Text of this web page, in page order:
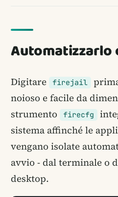
Automatizzarlo
Digitare firejail
noioso e facile da
strumento
firecfg
sistema affinché le
vengano isolate
avvio - dal terminale o
desktop.